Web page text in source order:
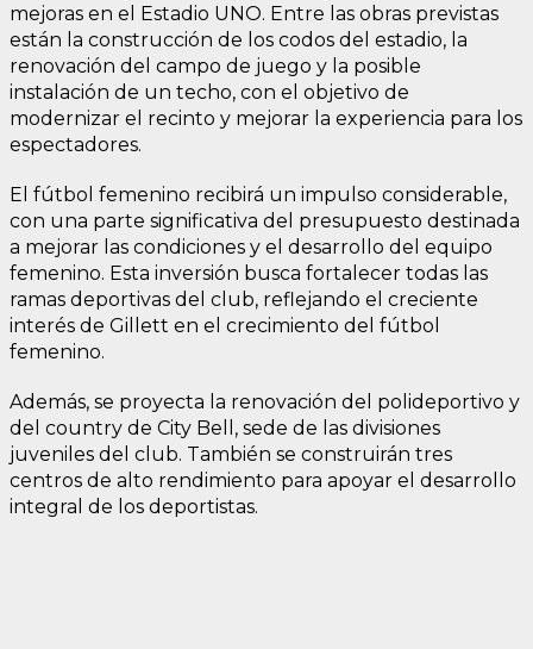
mejoras en el Estadio UNO. Entre las obras previstas
están la construcción de los codos del estadio, la
renovación del campo de juego y la posible
instalación de un techo, con el objetivo de
modernizar el recinto y mejorar la experiencia para los
espectadores.
El fútbol femenino recibirá un impulso considerable,
con una parte significativa del presupuesto destinada
a mejorar las condiciones y el desarrollo del equipo
femenino. Esta inversión busca fortalecer todas las
ramas deportivas del club, reflejando el creciente
interés de Gillett en el crecimiento del fútbol
femenino.
Además, se proyecta la renovación del polideportivo y
del country de City Bell, sede de las divisiones
juveniles del club. También se construirán tres
centros de alto rendimiento para apoyar el desarrollo
integral de los deportistas.